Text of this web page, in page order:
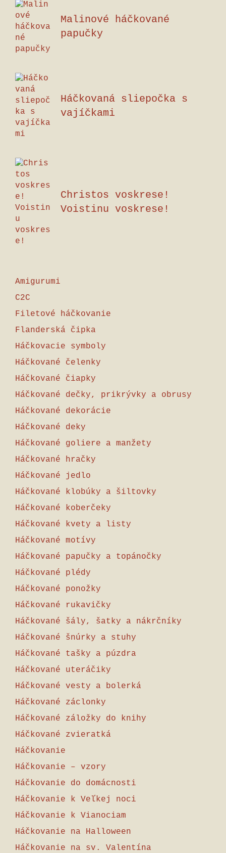
Malinové háčkované
papučky
Háčkovaná sliepočka s
vajíčkami
Christos voskrese!
Voistinu voskrese!
Amigurumi
C2C
Filetové háčkovanie
Flanderská čipka
Háčkovacie symboly
Háčkované čelenky
Háčkované čiapky
Háčkované dečky, prikrývky a obrusy
Háčkované dekorácie
Háčkované deky
Háčkované goliere a manžety
Háčkované hračky
Háčkované jedlo
Háčkované klobúky a šiltovky
Háčkované koberčeky
Háčkované kvety a listy
Háčkované motívy
Háčkované papučky a topánočky
Háčkované plédy
Háčkované ponožky
Háčkované rukavičky
Háčkované šály, šatky a nákrčníky
Háčkované šnúrky a stuhy
Háčkované tašky a púzdra
Háčkované uteráčiky
Háčkované vesty a bolerká
Háčkované záclonky
Háčkované záložky do knihy
Háčkované zvieratká
Háčkovanie
Háčkovanie – vzory
Háčkovanie do domácnosti
Háčkovanie k Veľkej noci
Háčkovanie k Vianociam
Háčkovanie na Halloween
Háčkovanie na sv. Valentína